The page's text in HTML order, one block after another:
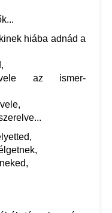
hiába adnád a
az ismer-